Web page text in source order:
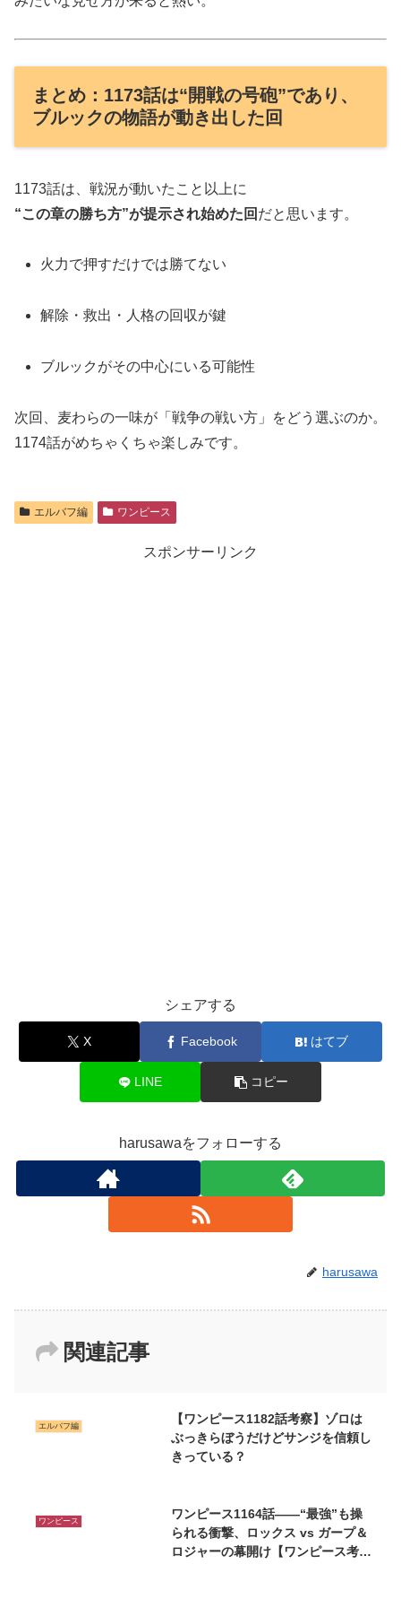
まとめ：1173話は“開戦の号砲”であり、
ブルックの物語が動き出した回
1173話は、戦況が動いたこと以上に
“この章の勝ち方”が提示され始めた回 だと思います。
火力で押すだけでは勝てない
解除・救出・人格の回収が鍵
ブルックがその中心にいる可能性
次回、麦わらの一味が「戦争の戦い方」をどう選ぶのか。
1174話がめちゃくちゃ楽しみです。
エルバフ編 ワンピース
スポンサーリンク
シェアする
X Facebook はてブ
LINE コピー
harusawaをフォローする
harusawa
関連記事
エルバフ編
【ワンピース1182話考察】ゾロは
ぶっきらぼうだけどサンジを信頼し
きっている？
ワンピース
ワンピース1164話――“最強”も操
られる衝撃、ロックス vs ガープ＆
ロジャーの幕開け【ワンピース考